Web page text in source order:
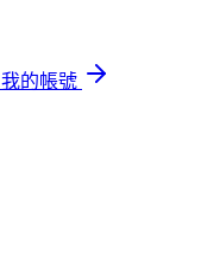
我的帳號